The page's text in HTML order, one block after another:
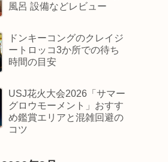
風呂 設備などレビュー
ドンキーコングのクレイジ
ートロッコ3か所での待ち
時間の目安
USJ花火大会2026「サマー
グロウモーメント」おすす
め鑑賞エリアと混雑回避の
コツ